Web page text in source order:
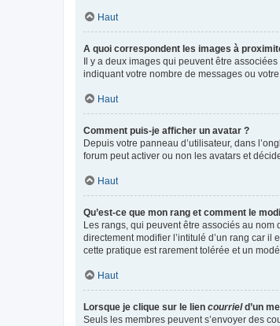
Haut
A quoi correspondent les images à
Il y a deux images qui peuvent être
indiquant votre nombre de messages ou
Haut
Comment puis-je afficher un avatar ?
Depuis votre panneau d’utilisateur, dans
forum peut activer ou non les avatars et
Haut
Qu’est-ce que mon rang et comment le
Les rangs, qui peuvent être associés au
directement modifier l’intitulé d’un rang car
cette pratique est rarement tolérée et un
Haut
Lorsque je clique sur le lien courrield’un
Seuls les membres peuvent s’envoyer des